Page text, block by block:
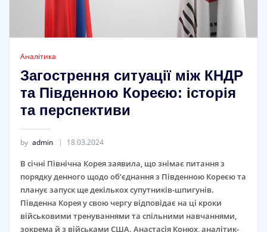
Аналітика
Загострення ситуації між КНДР
та Південною Кореєю: історія
та перспективи
by admin 18.03.2024
В січні Північна Корея заявила, що знімає питання з
порядку денного щодо об’єднання з Південною Кореєю та
планує запуск ще декількох супутників-шпигунів.
Південна Корея у свою чергу відповідає на ці кроки
військовими тренуваннями та спільними навчаннями,
зокрема й з військами США. Анастасія Конюх, аналітик-